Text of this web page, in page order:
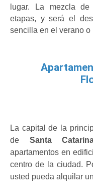
lugar. La mezcla
etapas, y será el
sencilla en el verano
La capital de la
de Santa
apartamentos en
centro de la ciudad.
usted pueda alquilar